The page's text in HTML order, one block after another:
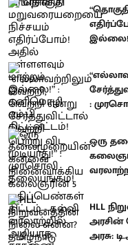
:
ஒரு
HLL
அரசின்
அரசு: